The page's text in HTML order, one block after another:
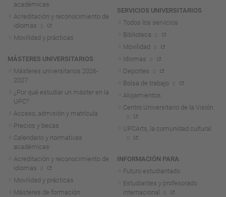
académicas
Acreditación y reconocimiento de
idiomas
Movilidad y prácticas
MÁSTERES UNIVERSITARIOS
Másteres universitarios 2026-
2027
¿Por qué estudiar un máster en la
UPC?
Acceso, admisión y matrícula
Precios y becas
Calendario y normativas
académicas
Acreditación y reconocimiento de
idiomas
Movilidad y prácticas
Másteres de formación
SERVICIOS UNIVERSITARIOS
Todos los servicios
Biblioteca
Movilidad
Idiomas
Deportes
Bolsa de trabajo
Alojamientos
Centro Universitario de la Visión
UPCArts, la comunidad cultural
INFORMACIÓN PARA
Futuro estudiantado
Estudiantes y profesorado
internacional